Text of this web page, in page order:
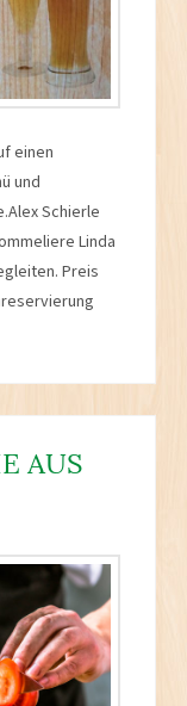
einen
und
Schierle
Linda
Preis
AUS